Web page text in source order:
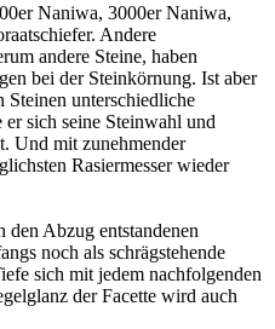
Naniwa, 3000er Naniwa,
Andere
andere Steine, haben
bei der Steinkörnung. Ist aber
Steinen unterschiedliche
sich seine Steinwahl und
Und mit zunehmender
Rasiermesser wieder
Abzug entstandenen
noch als schrägstehende
sich mit jedem nachfolgenden
der Facette wird auch